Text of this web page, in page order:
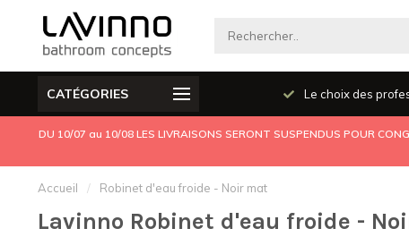
CATÉGORIES
Produits de qualité Le choix des
DU 10/07 au 10/08 LES LIVRAISONS SERONT SUSPENDUS POUR
Accueil / Robinet d'eau froide - Noir mat
Lavinno Robinet d'eau froide -